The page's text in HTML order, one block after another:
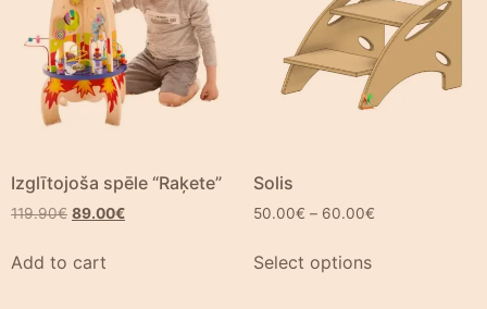
Izglītojoša spēle “Raķete”
119.90€ 89.00€
Add to cart
Solis
50.00€ – 60.00€
Select options